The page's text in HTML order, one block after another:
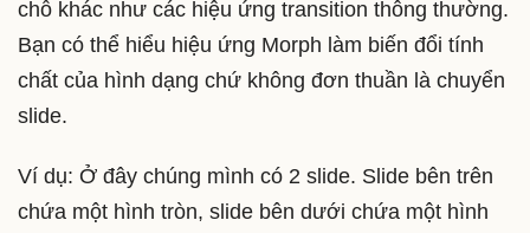
chỗ khác như các hiệu ứng transition thông thường.
Bạn có thể hiểu hiệu ứng Morph làm biến đổi tính
chất của hình dạng chứ không đơn thuần là chuyển
slide.
Ví dụ: Ở đây chúng mình có 2 slide. Slide bên trên
chứa một hình tròn, slide bên dưới chứa một hình